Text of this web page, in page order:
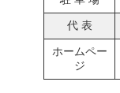
代 表
ホームペー
ジ